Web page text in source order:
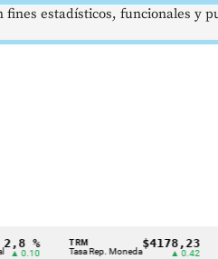
Tasa Rep. Moneda
$4178,23
▲ 0.42
estadísticos, funcionales y